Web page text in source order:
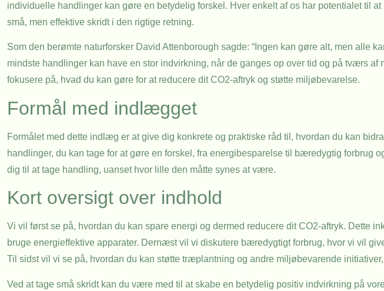
individuelle handlinger kan gøre en betydelig forskel. Hver enkelt af os har potentialet til
små, men effektive skridt i den rigtige retning.
Som den berømte naturforsker David Attenborough sagde: “Ingen kan gøre alt, men alle
mindste handlinger kan have en stor indvirkning, når de ganges op over tid og på tværs af
fokusere på, hvad du kan gøre for at reducere dit CO2-aftryk og støtte miljøbevarelse.
Formål med indlægget
Formålet med dette indlæg er at give dig konkrete og praktiske råd til, hvordan du kan
handlinger, du kan tage for at gøre en forskel, fra energibesparelse til bæredygtig forbrug
dig til at tage handling, uanset hvor lille den måtte synes at være.
Kort oversigt over indhold
Vi vil først se på, hvordan du kan spare energi og dermed reducere dit CO2-aftryk. Dette
bruge energieffektive apparater. Dernæst vil vi diskutere bæredygtigt forbrug, hvor vi vil
Til sidst vil vi se på, hvordan du kan støtte træplantning og andre miljøbevarende
Ved at tage små skridt kan du være med til at skabe en betydelig positiv indvirkning på